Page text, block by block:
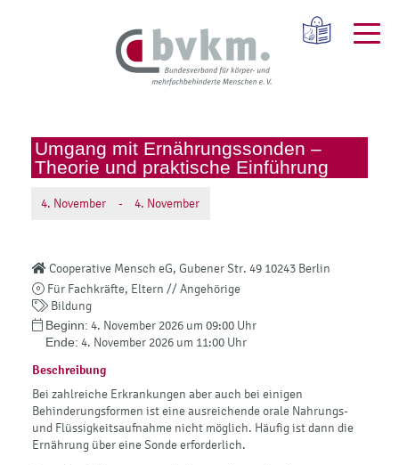
Umgang mit Ernährungssonden –
Theorie und praktische Einführung
4. November - 4. November
Cooperative Mensch eG, Gubener Str. 49 10243 Berlin
Für Fachkräfte, Eltern // Angehörige
Bildung
Beginn: 4. November 2026 um 09:00 Uhr
Ende: 4. November 2026 um 11:00 Uhr
Beschreibung
Bei zahlreiche Erkrankungen aber auch bei einigen
Behinderungsformen ist eine ausreichende orale Nahrungs-
und Flüssigkeitsaufnahme nicht möglich. Häufig ist dann die
Ernährung über eine Sonde erforderlich.